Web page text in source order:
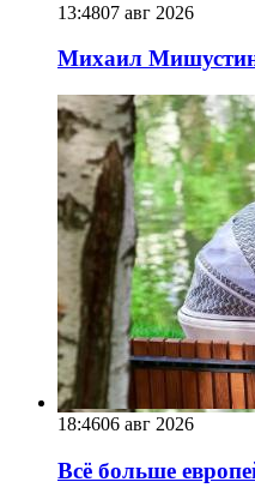
13:4807 авг 2026
Михаил Мишустин
18:4606 авг 2026
Всё больше